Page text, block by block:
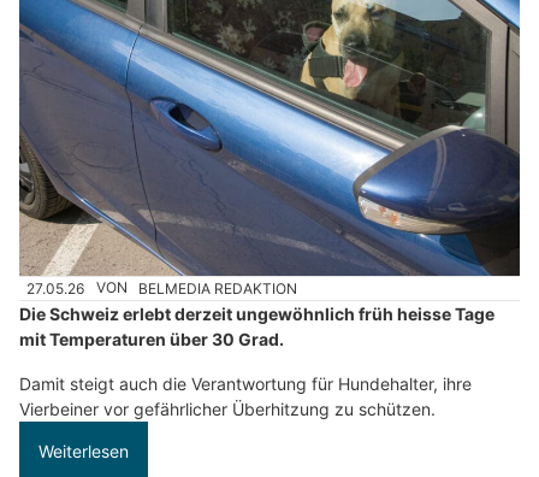
27.05.26 VON BELMEDIA REDAKTION
Die Schweiz erlebt derzeit ungewöhnlich früh heisse Tage
mit Temperaturen über 30 Grad.
Damit steigt auch die Verantwortung für Hundehalter, ihre
Vierbeiner vor gefährlicher Überhitzung zu schützen.
Weiterlesen